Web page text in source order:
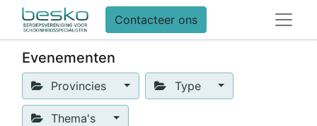
Contacteer ons
Evenementen
Provincies Type
Thema's